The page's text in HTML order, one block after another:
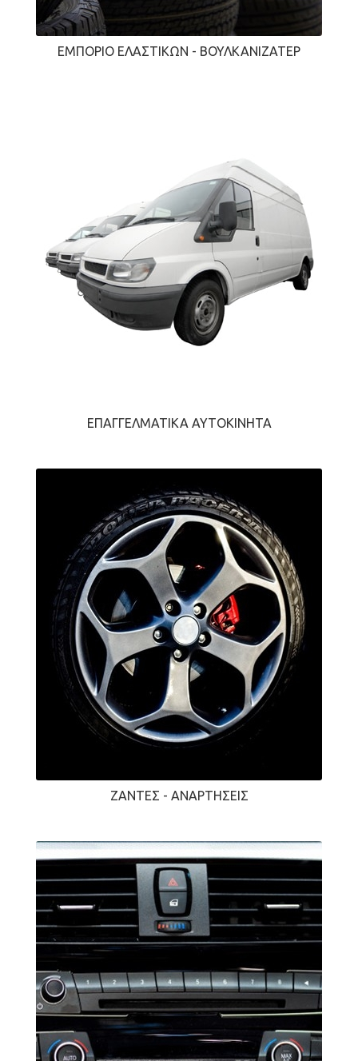
ΕΜΠΌΡΙΟ ΕΛΑΣΤΙΚΏΝ - ΒΟΥΛΚΑΝΙΖΑΤΈΡ
ΕΠΑΓΓΕΛΜΑΤΙΚΆ ΑΥΤΟΚΊΝΗΤΑ
ΖΆΝΤΕΣ - ΑΝΑΡΤΉΣΕΙΣ